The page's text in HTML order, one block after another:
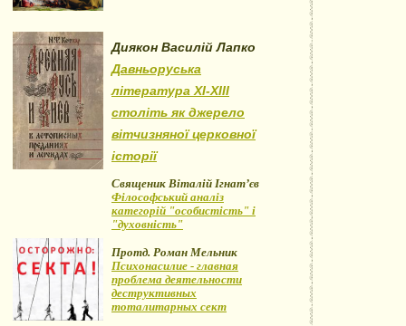
Диякон Василій Лапко
Давньоруська
література XI-XIII
століть як джерело
вітчизняної церковної
історії
Священик Віталій Ігнат’єв
Філософський аналіз
категорій "особистість" і
"духовність"
Протд. Роман Мельник
Психонасилие - главная
проблема деятельности
деструктивных
тоталитарных сект